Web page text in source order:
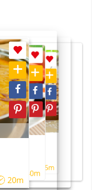
20m
40m
55m